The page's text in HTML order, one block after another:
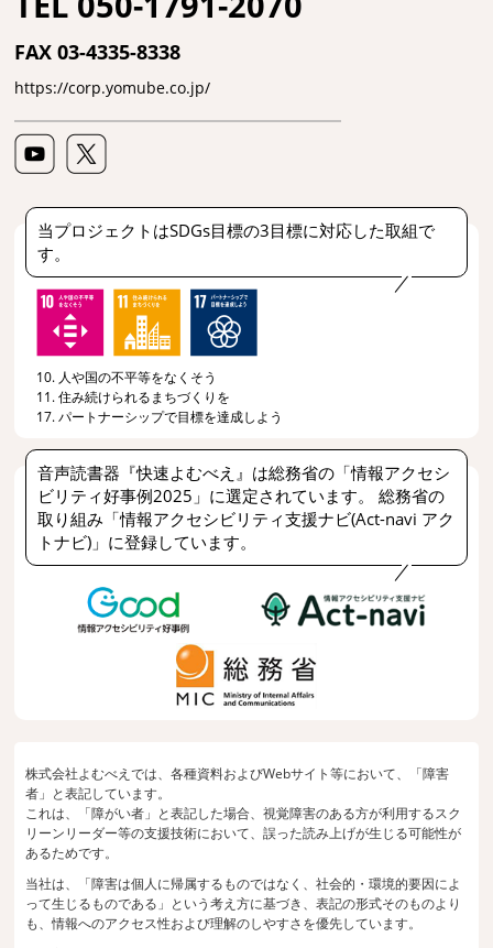
FAX 03-4335-8338
https://corp.yomube.co.jp/
当プロジェクトはSDGs目標の3目標に対応した取組で
す。
10. 人や国の不平等をなくそう
11. 住み続けられるまちづくりを
17. パートナーシップで目標を達成しよう
音声読書器『快速よむべえ』は総務省の「情報アクセシ
ビリティ好事例2025」に選定されています。 総務省の
取り組み「情報アクセシビリティ支援ナビ(Act-navi アク
トナビ)」に登録しています。
株式会社よむべえでは、各種資料およびWebサイト等において、「障害
者」と表記しています。
これは、「障がい者」と表記した場合、視覚障害のある方が利用するスク
リーンリーダー等の支援技術において、誤った読み上げが生じる可能性が
あるためです。
当社は、「障害は個人に帰属するものではなく、社会的・環境的要因によ
って生じるものである」という考え方に基づき、表記の形式そのものより
も、情報へのアクセス性および理解のしやすさを優先しています。